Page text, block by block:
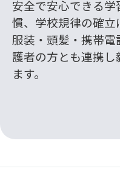
安全で安心できる
慣、学校規律の確立
服装・頭髪・携帯
護者の方とも連携
ます。